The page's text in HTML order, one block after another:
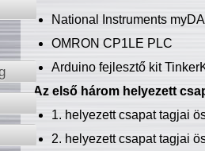
National Instruments
OMRON CP1LE PLC
Arduino fejlesztő kit
Az első három helyezett
1. helyezett csapat tagjai
2. helyezett csapat tagjai